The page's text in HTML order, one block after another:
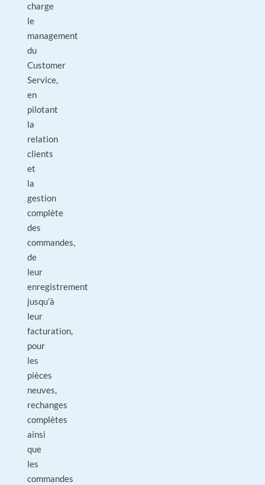
charge
le
management
du
Customer
Service,
en
pilotant
la
relation
clients
et
la
gestion
complète
des
commandes,
de
leur
enregistrement
jusqu’à
leur
facturation,
pour
les
pièces
neuves,
rechanges
complètes
ainsi
que
les
commandes